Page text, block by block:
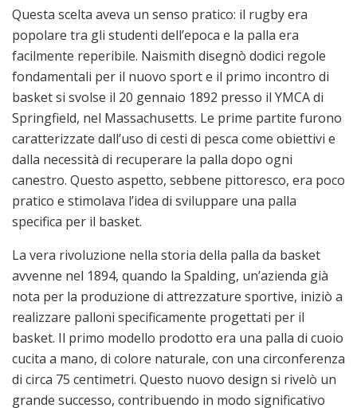
Questa scelta aveva un senso pratico: il rugby era
popolare tra gli studenti dell’epoca e la palla era
facilmente reperibile. Naismith disegnò dodici regole
fondamentali per il nuovo sport e il primo incontro di
basket si svolse il 20 gennaio 1892 presso il YMCA di
Springfield, nel Massachusetts. Le prime partite furono
caratterizzate dall’uso di cesti di pesca come obiettivi e
dalla necessità di recuperare la palla dopo ogni
canestro. Questo aspetto, sebbene pittoresco, era poco
pratico e stimolava l’idea di sviluppare una palla
specifica per il basket.
La vera rivoluzione nella storia della palla da basket
avvenne nel 1894, quando la Spalding, un’azienda già
nota per la produzione di attrezzature sportive, iniziò a
realizzare palloni specificamente progettati per il
basket. Il primo modello prodotto era una palla di cuoio
cucita a mano, di colore naturale, con una circonferenza
di circa 75 centimetri. Questo nuovo design si rivelò un
grande successo, contribuendo in modo significativo